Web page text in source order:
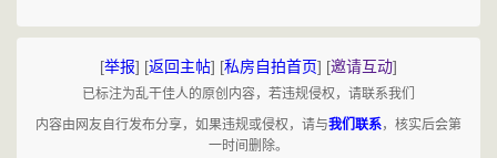
[举报] [返回主帖] [私房自拍首页] [邀请互动]
已标注为乱干佳人的原创内容，若违规侵权，请联系我们
内容由网友自行发布分享，如果违规或侵权，请与我们联系，核实后会第
一时间删除。